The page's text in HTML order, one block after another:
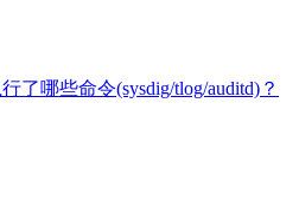
了哪些命令(sysdig/tlog/auditd)？